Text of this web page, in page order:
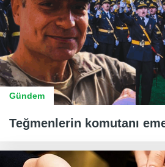
Gündem
Teğmenlerin komutanı